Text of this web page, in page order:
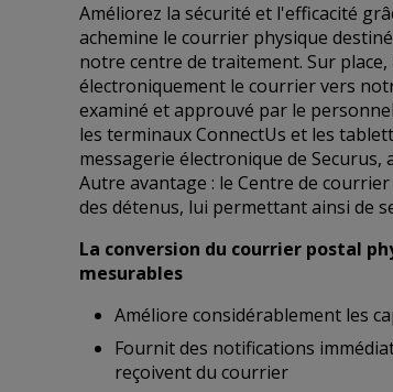
Améliorez la sécurité et l'efficacité
achemine le courrier physique
notre centre de traitement. Sur
électroniquement le courrier vers
examiné et approuvé par le
les terminaux ConnectUs et les
messagerie électronique de
Autre avantage : le Centre de
des détenus, lui permettant ainsi de
La conversion du courrier postal
mesurables
Améliore considérablement les
Fournit des notifications
reçoivent du courrier